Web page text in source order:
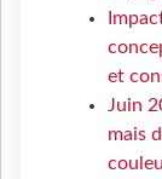
et
Juin
mais